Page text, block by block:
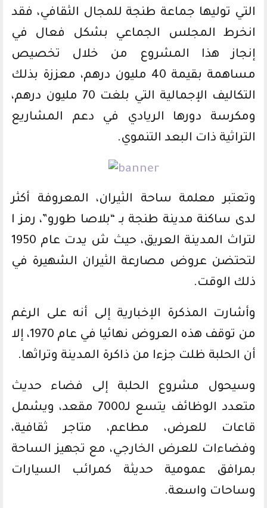
التي توليها جماعة طنجة للمجال الثقافي، فقد
انخرط المجلس الجماعي بشكل فعال في
إنجاز هذا المشروع من خلال تخصيص
مساهمة بقيمة 40 مليون درهم، معززة بذلك
التكاليف الإجمالية التي بلغت 70 مليون درهم،
ومكرسة دورها الريادي في دعم المشاريع
التراثية ذات البعد التنموي.
وتعتبر معلمة ساحة الثيران، المعروفة أكثر
لدى ساكنة مدينة طنجة بـ “بلاصا طورو”، رمز ا
لتراث المدينة العريق، حيث ش يدت عام 1950
لتحتضن عروض مصارعة الثيران الشهيرة في
ذلك الوقت.
وأشارت المذكرة الإخبارية إلى أنه على الرغم
من توقف هذه العروض نهائيا في عام 1970، إلا
أن الحلبة ظلت جزءا من ذاكرة المدينة وتراثها.
وسيحول مشروع الحلبة إلى فضاء حديث
متعدد الوظائف يتسع لـ7000 مقعد، ويشمل
قاعات للعرض، مطاعم، متاجر ثقافية،
وفضاءات للعرض الخارجي، مع تجهيز الساحة
بمرافق عمومية حديثة كمرائب السيارات
وساحات واسعة.